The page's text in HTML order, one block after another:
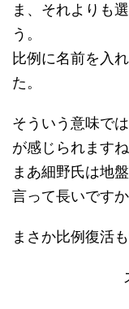
ま、それよりも
う。
比例に名前を入
た。
そういう意味では
が感じられますね
まあ細野氏は地
言って長いですか
まさか比例復活